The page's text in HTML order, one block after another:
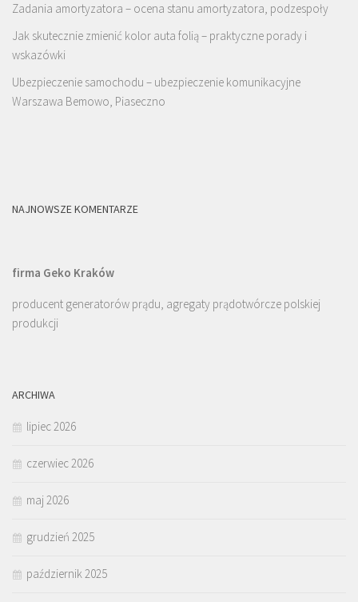
Zadania amortyzatora – ocena stanu amortyzatora, podzespoły
Jak skutecznie zmienić kolor auta folią – praktyczne porady i
wskazówki
Ubezpieczenie samochodu – ubezpieczenie komunikacyjne
Warszawa Bemowo, Piaseczno
NAJNOWSZE KOMENTARZE
firma Geko Kraków
producent generatorów prądu, agregaty prądotwórcze polskiej
produkcji
ARCHIWA
lipiec 2026
czerwiec 2026
maj 2026
grudzień 2025
październik 2025